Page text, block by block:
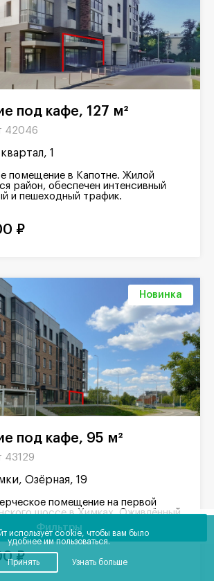
Фильтры
под кафе, 127 м²
42046
1
помещение в Капотне. Жилой
район, обеспечен интенсивный
и пешеходный трафик.
₽
Новинка
под кафе, 95 м²
43129
Озёрная, 19
помещение на первой
шоссе в Химках. Оживлённый
трафика, рядом 2
₽
использует cookie, чтобы вам было
удобнее им пользоваться.
Принять Узнать больше